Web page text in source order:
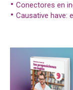
Conectores en
Causative have: